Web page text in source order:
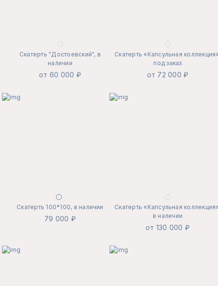
Скатерть "Достоевский", в
наличии
от 60 000 ₽
Скатерть «Капсульная
под заказ
от 72 000 ₽
Скатерть 100*100, в наличии
79 000 ₽
Скатерть «Капсульная
в наличии
от 130 000 ₽